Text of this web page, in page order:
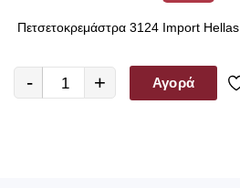
Πετσετοκρεμάστρα 3124 Import Hellas
- + Αγορά